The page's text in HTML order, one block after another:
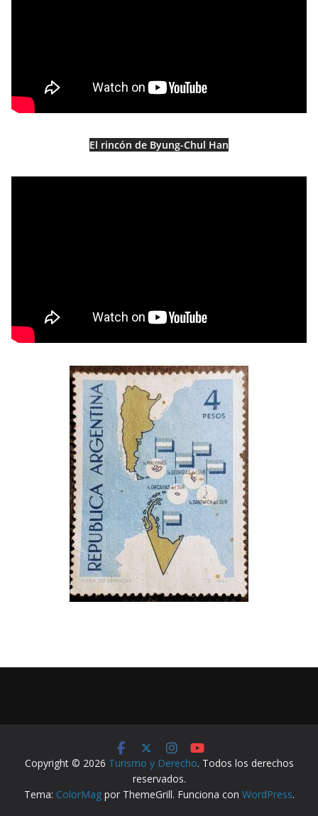
El rincón de Byung-Chul Han
Copyright © 2026 Turismo y Derecho. Todos los derechos
reservados.
Tema: ColorMagpor ThemeGrill. Funciona con WordPress.